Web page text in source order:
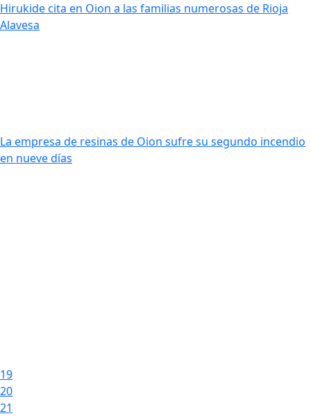
Hirukide cita en Oion a las familias numerosas de Rioja
Alavesa
La empresa de resinas de Oion sufre su segundo incendio
en nueve días
19
20
21